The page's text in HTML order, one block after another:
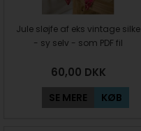
Jule sløjfe af eks vintage silke
- sy selv - som PDF fil
60,00 DKK
SE MERE KØB